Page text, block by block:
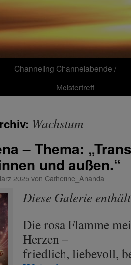
Channeling Channelabende /
Meistertreff
Wachstum
– Thema:
und außen.“
2025 von Catherine_Ananda
Diese Galerie
Die rosa Flamme
Herzen –
friedlich, liebevoll,